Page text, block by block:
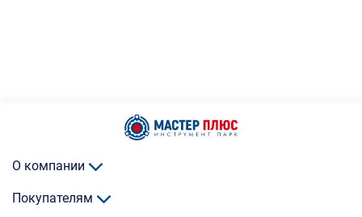
О компании
Покупателям